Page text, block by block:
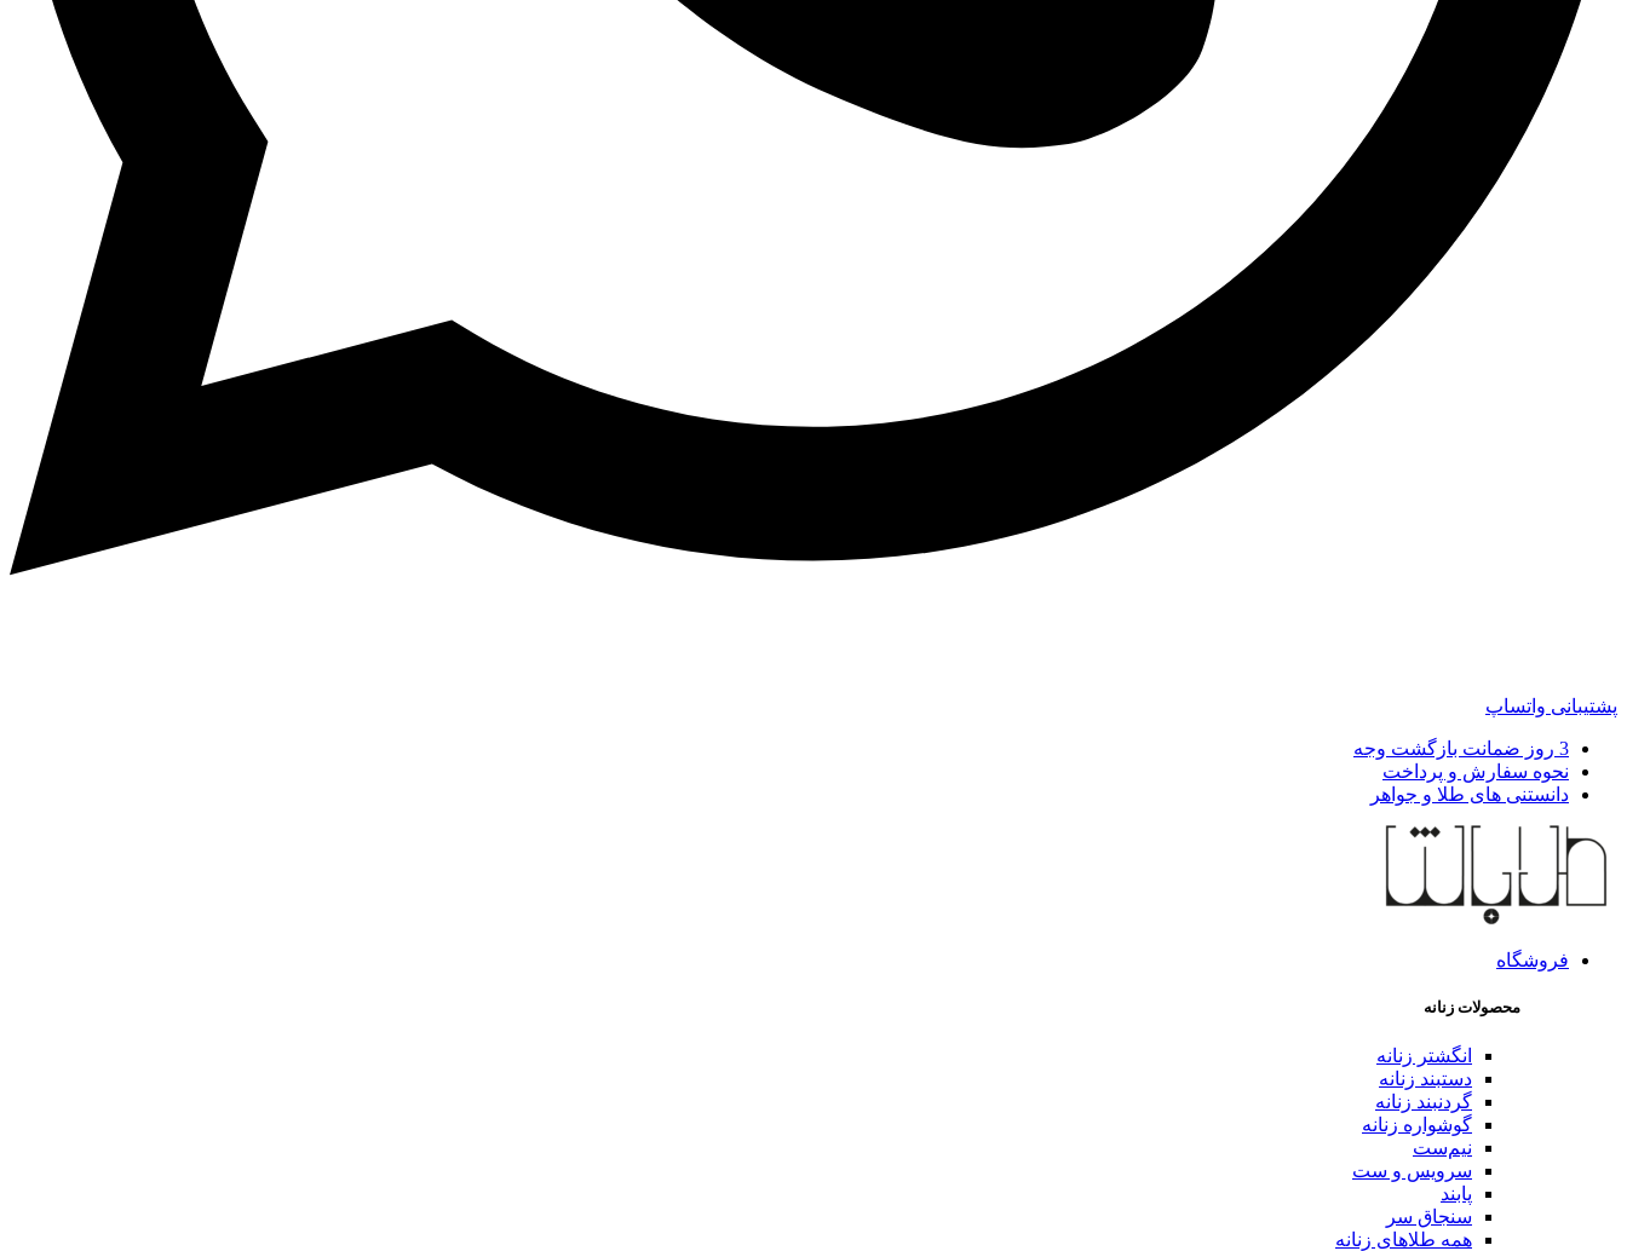
پشتیبانی واتساپ
3 روز ضمانت بازگشت وجه
نحوه سفارش و پرداخت
دانستنی های طلا و جواهر
فروشگاه
محصولات زنانه
انگشتر زنانه
دستبند زنانه
گردنبند زنانه
گوشواره زنانه
نیم‌ست
سرویس و ست
پابند
سنجاق سر
همه طلاهای زنانه